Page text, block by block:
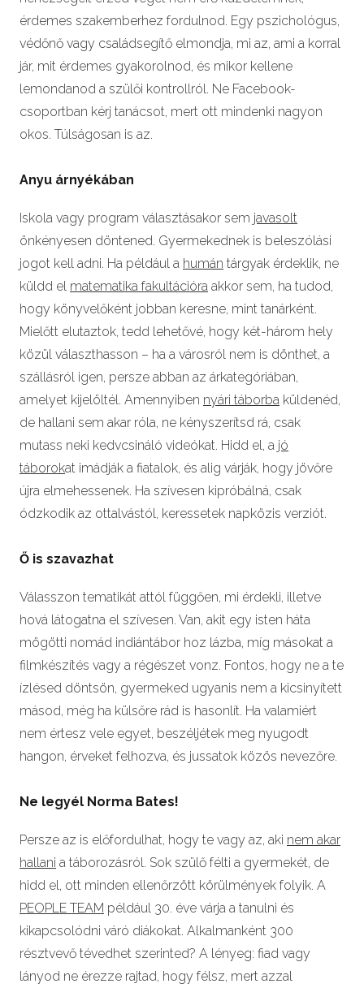
érdemes szakemberhez fordulnod. Egy pszichológus,
védőnő vagy családsegítő elmondja, mi az, ami a korral
jár, mit érdemes gyakorolnod, és mikor kellene
lemondanod a szülői kontrollról. Ne Facebook-
csoportban kérj tanácsot, mert ott mindenki nagyon
okos. Túlságosan is az.
Anyu árnyékában
Iskola vagy program választásakor sem javasolt
önkényesen döntened. Gyermekednek is beleszólási
jogot kell adni. Ha például a humán tárgyak érdeklik, ne
küldd el matematika fakultációra akkor sem, ha tudod,
hogy könyvelőként jobban keresne, mint tanárként.
Mielőtt elutaztok, tedd lehetővé, hogy két-három hely
közül választhasson – ha a városról nem is dönthet, a
szállásról igen, persze abban az árkategóriában,
amelyet kijelöltél. Amennyiben nyári táborba küldenéd,
de hallani sem akar róla, ne kényszerítsd rá, csak
mutass neki kedvcsináló videókat. Hidd el, a jó
táborokat imádják a fiatalok, és alig várják, hogy jövőre
újra elmehessenek. Ha szívesen kipróbálná, csak
ódzkodik az ottalvástól, keressetek napközis verziót.
Ő is szavazhat
Válasszon tematikát attól függően, mi érdekli, illetve
hová látogatna el szívesen. Van, akit egy isten háta
mögötti nomád indiántábor hoz lázba, míg másokat a
filmkészítés vagy a régészet vonz. Fontos, hogy ne a te
ízlésed döntsön, gyermeked ugyanis nem a kicsinyített
másod, még ha külsőre rád is hasonlít. Ha valamiért
nem értesz vele egyet, beszéljétek meg nyugodt
hangon, érveket felhozva, és jussatok közös nevezőre.
Ne legyél Norma Bates!
Persze az is előfordulhat, hogy te vagy az, aki nem akar
hallani a táborozásról. Sok szülő félti a gyermekét, de
hidd el, ott minden ellenőrzött körülmények folyik. A
PEOPLE TEAM például 30. éve várja a tanulni és
kikapcsolódni váró diákokat. Alkalmanként 300
résztvevő tévedhet szerinted? A lényeg: fiad vagy
lányod ne érezze rajtad, hogy félsz, mert azzal